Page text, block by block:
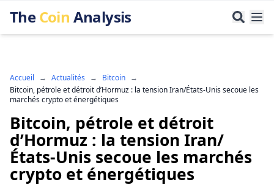
TheCoin Analysis
Accueil → Actualités → Bitcoin →
Bitcoin, pétrole et détroit d’Hormuz : la tension Iran/États-Unis secoue les
marchés crypto et énergétiques
Bitcoin, pétrole et détroit
d’Hormuz : la tension Iran/
États-Unis secoue les marchés
crypto et énergétiques